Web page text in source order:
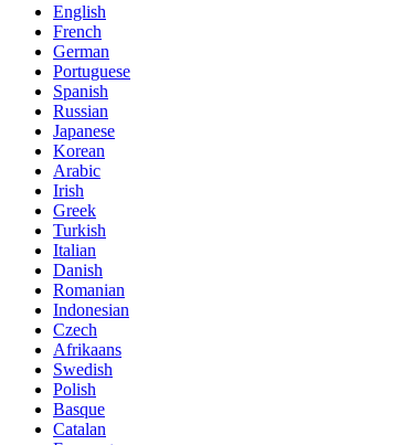
English
French
German
Portuguese
Spanish
Russian
Japanese
Korean
Arabic
Irish
Greek
Turkish
Italian
Danish
Romanian
Indonesian
Czech
Afrikaans
Swedish
Polish
Basque
Catalan